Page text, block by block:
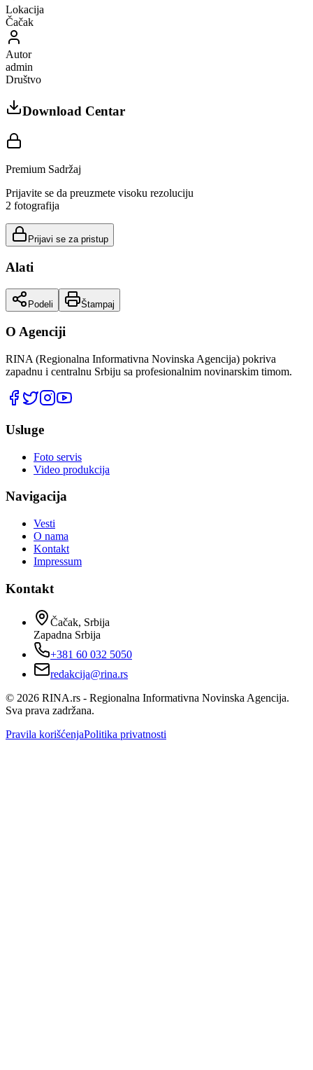
Lokacija
Čačak
Autor
admin
Društvo
Download Centar
Premium Sadržaj
Prijavite se da preuzmete visoku rezoluciju
2 fotografija
Prijavi se za pristup
Alati
Podeli Štampaj
O Agenciji
RINA (Regionalna Informativna Novinska Agencija) pokriva
zapadnu i centralnu Srbiju sa profesionalnim novinarskim timom.
Usluge
Foto servis
Video produkcija
Navigacija
Vesti
O nama
Kontakt
Impressum
Kontakt
Čačak, Srbija
Zapadna Srbija
+381 60 032 5050
redakcija@rina.rs
© 2026 RINA.rs - Regionalna Informativna Novinska Agencija.
Sva prava zadržana.
Pravila korišćenjaPolitika privatnosti